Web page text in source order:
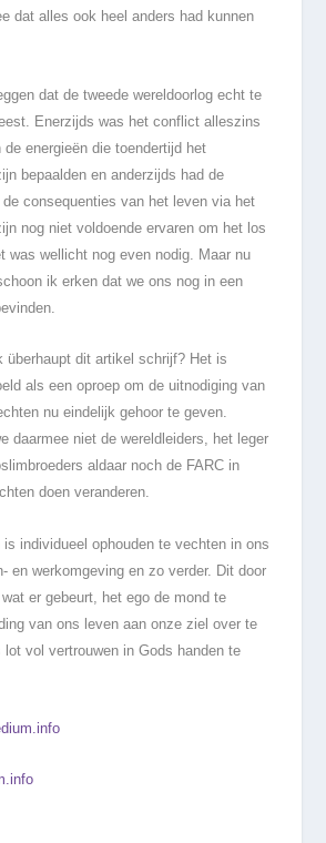
dat alles ook heel anders had kunnen
dat de tweede wereldoorlog echt te
Enerzijds was het conflict alleszins
energieën die toendertijd het
bepaalden en anderzijds had de
consequenties van het leven via het
nog niet voldoende ervaren om het los
was wellicht nog even nodig. Maar nu
ik erken dat we ons nog in een
überhaupt dit artikel schrijf? Het is
als een oproep om de uitnodiging van
nu eindelijk gehoor te geven.
daarmee niet de wereldleiders, het leger
aldaar noch de FARC in
doen veranderen.
individueel ophouden te vechten in ons
en werkomgeving en zo verder. Dit door
er gebeurt, het ego de mond te
van ons leven aan onze ziel over te
lot vol vertrouwen in Gods handen te